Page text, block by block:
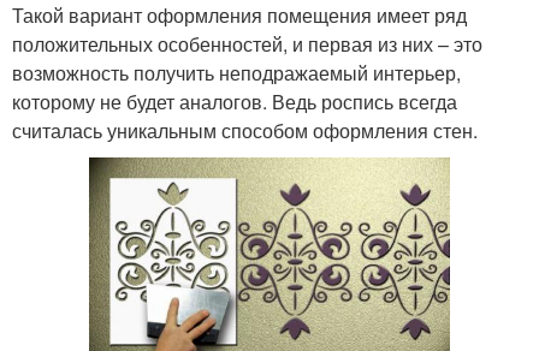
Такой вариант оформления помещения имеет ряд
положительных особенностей, и первая из них – это
возможность получить неподражаемый интерьер,
которому не будет аналогов. Ведь роспись всегда
считалась уникальным способом оформления стен.